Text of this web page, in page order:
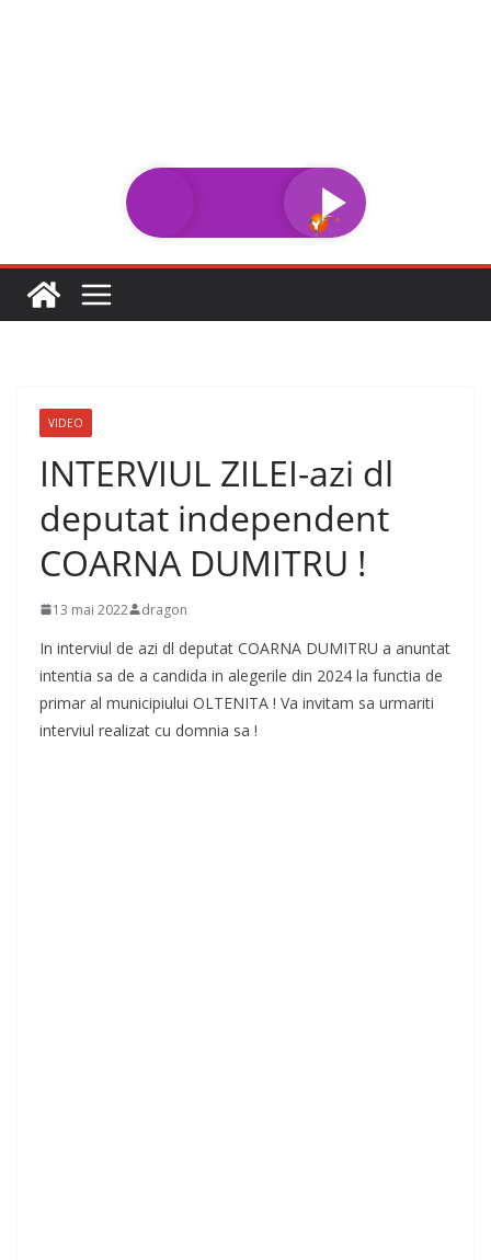
VIDEO
INTERVIUL ZILEI-azi dl
deputat independent
COARNA DUMITRU !
13 mai 2022 dragon
In interviul de azi dl deputat COARNA DUMITRU a anuntat
intentia sa de a candida in alegerile din 2024 la functia de
primar al municipiului OLTENITA ! Va invitam sa urmariti
interviul realizat cu domnia sa !